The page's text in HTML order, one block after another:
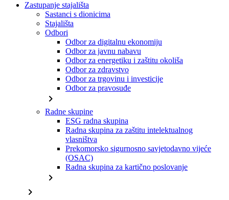
Zastupanje stajališta
Sastanci s dionicima
Stajališta
Odbori
Odbor za digitalnu ekonomiju
Odbor za javnu nabavu
Odbor za energetiku i zaštitu okoliša
Odbor za zdravstvo
Odbor za trgovinu i investicije
Odbor za pravosuđe
chevron_right
Radne skupine
ESG radna skupina
Radna skupina za zaštitu intelektualnog
vlasništva
Prekomorsko sigurnosno savjetodavno vijeće
(OSAC)
Radna skupina za kartično poslovanje
chevron_right
chevron_right